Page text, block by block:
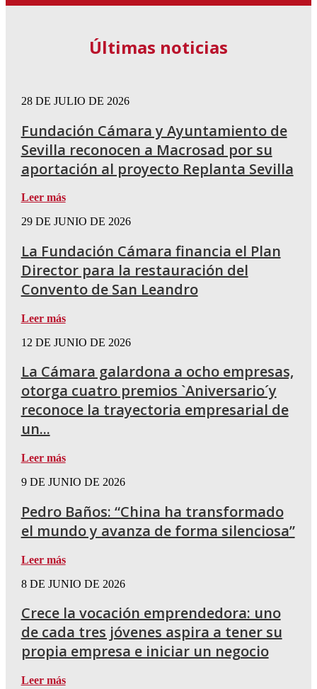
Últimas noticias
28 DE JULIO DE 2026
Fundación Cámara y Ayuntamiento de
Sevilla reconocen a Macrosad por su
aportación al proyecto Replanta Sevilla
Leer más
29 DE JUNIO DE 2026
La Fundación Cámara financia el Plan
Director para la restauración del
Convento de San Leandro
Leer más
12 DE JUNIO DE 2026
La Cámara galardona a ocho empresas,
otorga cuatro premios `Aniversario´y
reconoce la trayectoria empresarial de
un...
Leer más
9 DE JUNIO DE 2026
Pedro Baños: “China ha transformado
el mundo y avanza de forma silenciosa”
Leer más
8 DE JUNIO DE 2026
Crece la vocación emprendedora: uno
de cada tres jóvenes aspira a tener su
propia empresa e iniciar un negocio
Leer más